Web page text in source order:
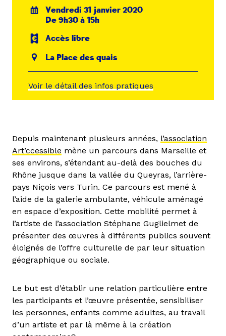
Vendredi 31 janvier 2020
De 9h30 à 15h
Accès libre
La Place des quais
Voir le détail des infos pratiques
Depuis maintenant plusieurs années, l’association
Art’ccessible mène un parcours dans Marseille et
ses environs, s’étendant au-delà des bouches du
Rhône jusque dans la vallée du Queyras, l’arrière-
pays Niçois vers Turin. Ce parcours est mené à
l’aide de la galerie ambulante, véhicule aménagé
en espace d’exposition. Cette mobilité permet à
l’artiste de l’association Stéphane Guglielmet de
présenter des œuvres à différents publics souvent
éloignés de l’offre culturelle de par leur situation
géographique ou sociale.
Le but est d’établir une relation particulière entre
les participants et l’œuvre présentée, sensibiliser
les personnes, enfants comme adultes, au travail
d’un artiste et par là même à la création